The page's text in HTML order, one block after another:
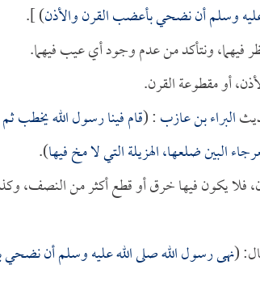
وسلم أن نضحي بأعضب القرن والأذن) ].
فيهما، ونتأكد من عدم وجود أي عيب فيهما.
أو مقطوعة القرن.
البراء بن عازب: (قام فينا رسول الله يخطب
البين ضلعها، الهزيلة التي لا مخ فيها).
فلا يكون فيها خرق أو قطع أكثر من النصف،
(نهى رسول الله صلى الله عليه وسلم أن